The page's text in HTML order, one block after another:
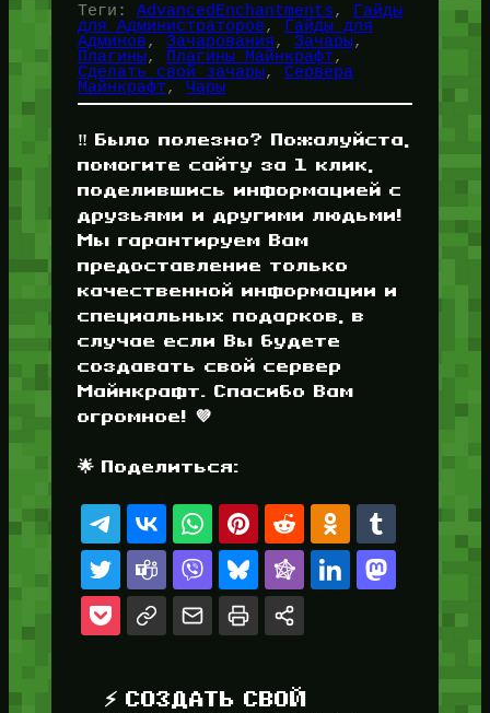
Теги: AdvancedEnchantments,
Гайды
для Администраторов,
Гайды для
Админов, Зачарования, Зачары
Плагины, Плагины Майнкрафт
Сделать свой зачары, Сервера
Майнкрафт, Чары
‼️ Было полезно? Пожалуйста,
помогите сайту за 1 клик,
поделившись информацией с
друзьями и другими людьми!
Мы гарантируем Вам
предоставление только
качественной информации и
специальных подарков, в
случае если Вы будете
создавать свой сервер
Майнкрафт. Спасибо Вам
огромное! 💜
🌟 Поделиться:
⚡ СОЗДАТЬ СВОЙ